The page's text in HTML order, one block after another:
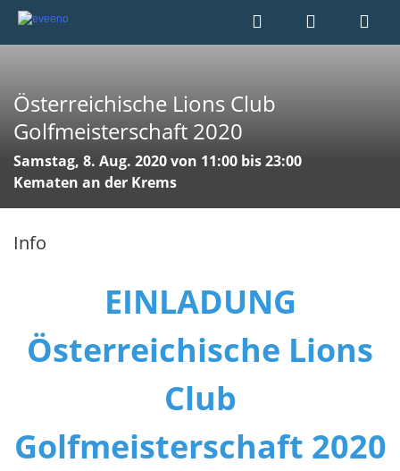
Österreichische Lions Club
Golfmeisterschaft 2020
Samstag, 8. Aug. 2020 von 11:00 bis 23:00
Kematen an der Krems
Info
EINLADUNG
Österreichische Lions
Club
Golfmeisterschaft 2020